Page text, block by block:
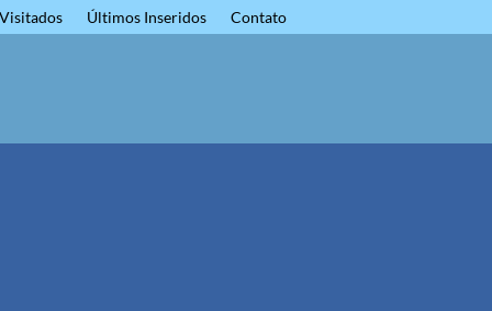
Últimos Inseridos Contato